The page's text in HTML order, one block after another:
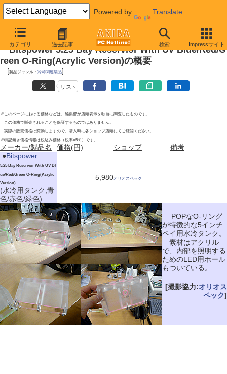
Powered by Translate
カテゴリ 過去記事 検索 Impressサイト
2010年5月1日号
Bitspower 5.25 Bay Reservior With UV Blue/Red/G
reen O-Ring(Acrylic Version)の概要
[製品ジャンル： 冷却関連製品]
リスト
※このページにおける価格などは、編集部が店頭表示を独自に調査したものです。
この価格で販売されることを保証するものではありません。
実際の販売価格は変動しますので、購入時に各ショップ店頭にてご確認ください。
※特記無き価格情報は税込み価格（税率=5％）です。
メーカー/製品名 価格(円) ショップ
備考
●Bitspower
5.25 Bay Reservior With UV Bl
ue/Red/Green O-Ring(Acrylic
Version)
(水冷用タンク,青
色/赤色/緑色)
5,980オリオスペック
POPなO-リング
が特徴的な5インチ
ベイ用水冷タンク。
素材はアクリル
で、内部を照明する
ためのLED用ホール
もついている。
[撮影協力:オリオス
ペック]